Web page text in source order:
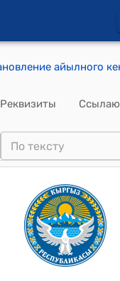
Реквизиты